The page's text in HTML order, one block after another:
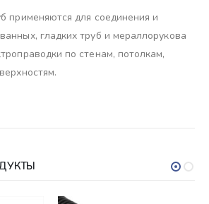
применяются для соединения и
гладких труб и мераллорукова
по стенам, потолкам,